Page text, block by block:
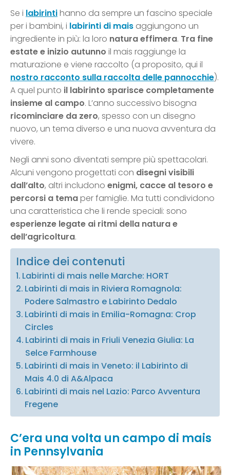
Se i labirintihanno da sempre un fascino speciale
per i bambini, i labirinti di mais aggiungono un
ingrediente in più: la loro natura effimera. Tra fine
estate e inizio autunno il mais raggiunge la
maturazione e viene raccolto (a proposito, qui il
nostro racconto sulla raccolta delle pannocchie).
A quel punto il labirinto sparisce completamente
insieme al campo. L’anno successivo bisogna
ricominciare da zero, spesso con un disegno
nuovo, un tema diverso e una nuova avventura da
vivere.
Negli anni sono diventati sempre più spettacolari.
Alcuni vengono progettati con disegni visibili
dall’alto, altri includono enigmi, cacce al tesoro e
percorsi a temaper famiglie. Ma tutti condividono
una caratteristica che li rende speciali: sono
esperienze legate ai ritmi della natura e
dell’agricoltura.
Indice dei contenuti
Labirinti di mais nelle Marche: HORT
Labirinti di mais in Riviera Romagnola:
Podere Salmastro e Labirinto Dedalo
Labirinti di mais in Emilia-Romagna: Crop
Circles
Labirinti di mais in Friuli Venezia Giulia: La
Selce Farmhouse
Labirinti di mais in Veneto: il Labirinto di
Mais 4.0 di A&Alpaca
Labirinti di mais nel Lazio: Parco Avventura
Fregene
C’era una volta un campo di mais
in Pennsylvania